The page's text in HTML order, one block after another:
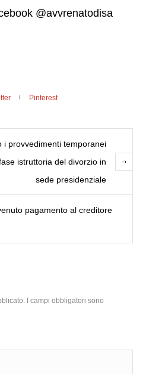
@avvrenatodisa
Pinterest
i provvedimenti temporanei
istruttoria del divorzio in
sede presidenziale
pagamento al creditore
I campi obbligatori sono